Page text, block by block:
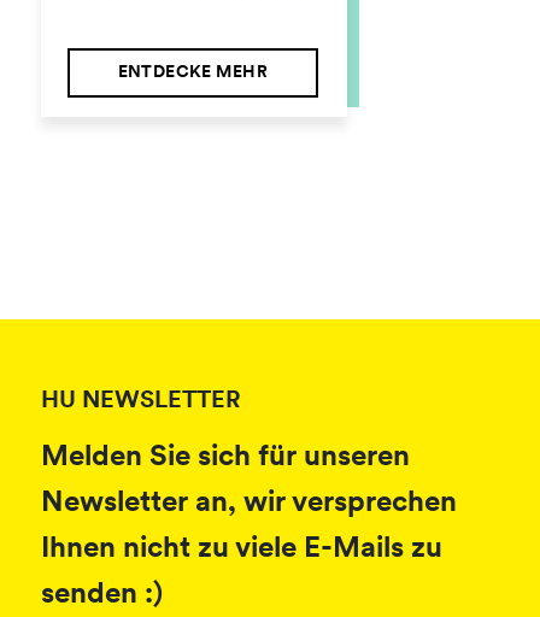
ENTDECKE MEHR
HU NEWSLETTER
Melden Sie sich für unseren
Newsletter an, wir versprechen
Ihnen nicht zu viele E-Mails zu
senden :)